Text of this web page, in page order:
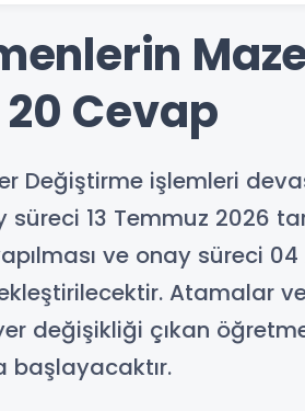
Cevap
Değiştirme işlemleri
13 Temmuz 2026
ve onay süreci
Atamalar
değişikliği çıkan
başlayacaktır.